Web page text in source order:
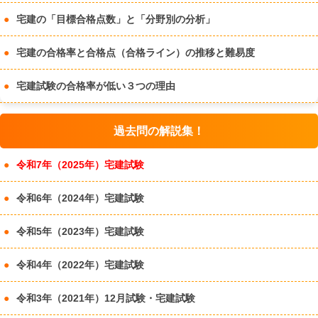
宅建の「目標合格点数」と「分野別の分析」
宅建の合格率と合格点（合格ライン）の推移と難易度
宅建試験の合格率が低い３つの理由
過去問の解説集！
令和7年（2025年）宅建試験
令和6年（2024年）宅建試験
令和5年（2023年）宅建試験
令和4年（2022年）宅建試験
令和3年（2021年）12月試験・宅建試験